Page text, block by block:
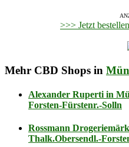
>>> Jetzt
Mehr CBD Shops in
Alexander Ruperti in
Forsten-Fürstenr.-Solln
Rossmann
Thalk.Obersendl.-